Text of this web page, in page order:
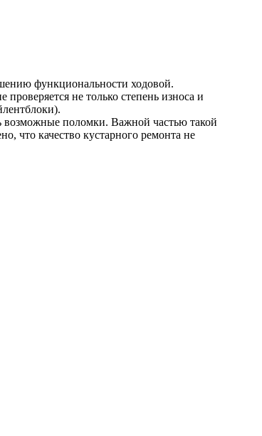
функциональности ходовой.
не только степень износа и
возможные поломки. Важной частью такой
что качество кустарного ремонта не